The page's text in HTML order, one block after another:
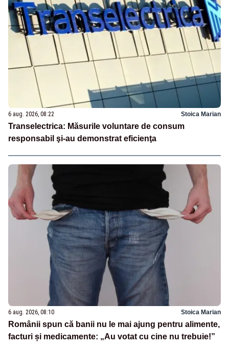
6 aug. 2026, 08:22 Stoica Marian
Transelectrica: Măsurile voluntare de consum
responsabil şi-au demonstrat eficienţa
6 aug. 2026, 08:10 Stoica Marian
Românii spun că banii nu le mai ajung pentru alimente,
facturi și medicamente: „Au votat cu cine nu trebuie!”